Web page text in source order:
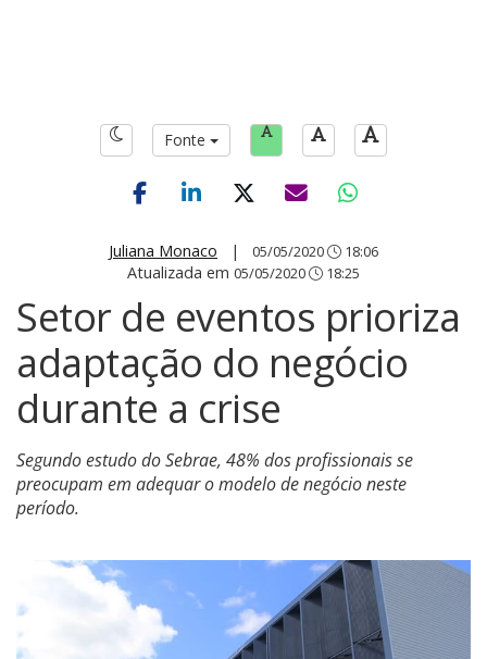
Fonte
Juliana Monaco | 05/05/2020 18:06
Atualizada em 05/05/2020 18:25
Setor de eventos prioriza
adaptação do negócio
durante a crise
Segundo estudo do Sebrae, 48% dos profissionais se
preocupam em adequar o modelo de negócio neste
período.